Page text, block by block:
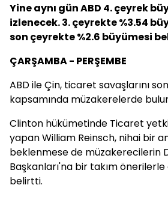
Yine aynı gün ABD 4. çeyrek
izlenecek. 3. çeyrekte %3.54
son çeyrekte %2.6 büyümesi
ÇARŞAMBA - PERŞEMBE
ABD ile Çin, ticaret savaşlarını
kapsamında müzakerelerde
Clinton hükümetinde Ticaret
yapan William Reinsch, nihai bir
beklenmese de müzakerecilerin
Başkanları'na bir takım
belirtti.